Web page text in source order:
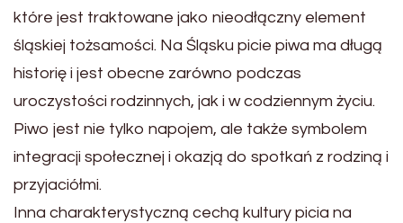
które jest traktowane jako nieodłączny element
śląskiej tożsamości. Na Śląsku picie piwa ma długą
historię i jest obecne zarówno podczas
uroczystości rodzinnych, jak i w codziennym życiu.
Piwo jest nie tylko napojem, ale także symbolem
integracji społecznej i okazją do spotkań z rodziną i
przyjaciółmi.
Inna charakterystyczną cechą kultury picia na